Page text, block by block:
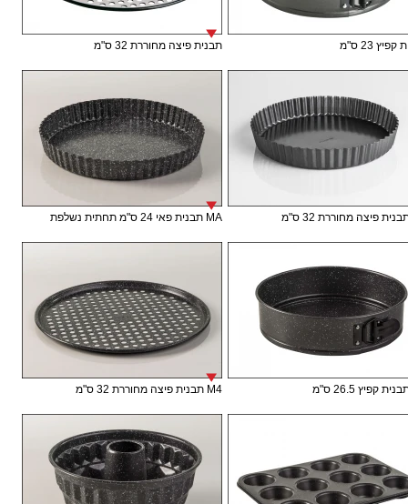
23 ס"מ תבנית פיצה מחוררת 32 ס"מ
MA תבנית פאי 24 ס"מ תחתית נשלפת
M4 תבנית פיצה מחוררת 32 ס"מ